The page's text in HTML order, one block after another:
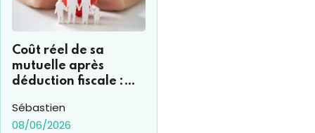
Coût réel de sa
mutuelle après
déduction fiscale :
retrouver ?
Sébastien
08/06/2026